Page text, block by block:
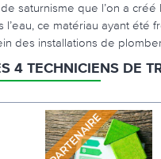
saturnisme que l’on a créé
l’eau, ce matériau ayant été
des installations de
4 TECHNICIENS DE